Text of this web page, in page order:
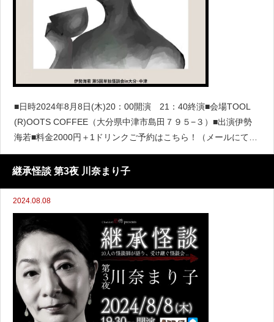
■日時2024年8月8日(木)20：00開演 21：40終演■会場TOOL
(R)OOTS COFFEE（大分県中津市島田７９５−３）■出演伊勢
海若■料金2000円＋1ドリンクご予約はこちら！（メールにて予
約）※件名に【大分怪談会】とご記入いただき、お名前、人
数、連絡先メールアドレス
継承怪談 第3夜 川奈まり子
2024.08.08